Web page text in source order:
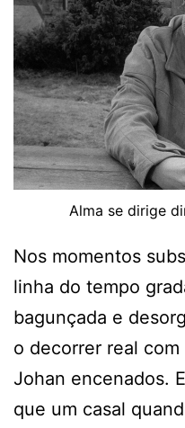
Alma se dirige
Nos momentos
linha do tempo
bagunçada e
o decorrer real
Johan encenados.
que um casal